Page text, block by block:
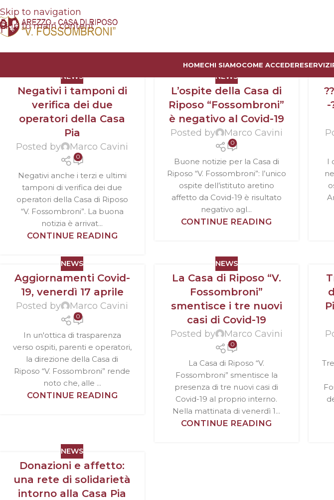
Skip to navigation
Skip to main content
HOMECHI SIAMOCOME ACCEDERESERVIZI
NEWS
Negativi i tamponi di
verifica dei due
operatori della Casa
Pia
Posted by Marco Cavini
0
Negativi anche i terzi e ultimi
tamponi di verifica dei due
operatori della Casa di Riposo
“V. Fossombroni”. La buona
notizia è arrivat...
CONTINUE READING
NEWS
L’ospite della Casa di
Riposo “Fossombroni”
è negativo al Covid-19
Posted by Marco Cavini
0
Buone notizie per la Casa di
Riposo “V. Fossombroni”: l’unico
ospite dell’istituto aretino
affetto da Covid-19 è risultato
negativo agl...
CONTINUE READING
-
I
NEWS
Aggiornamenti Covid-
19, venerdì 17 aprile
Posted by Marco Cavini
0
In un'ottica di trasparenza
verso ospiti, parenti e operatori,
la direzione della Casa di
Riposo “V. Fossombroni” rende
noto che, alle ...
CONTINUE READING
NEWS
La Casa di Riposo “V.
Fossombroni”
smentisce i tre nuovi
casi di Covid-19
Posted by Marco Cavini
0
La Casa di Riposo “V.
Fossombroni” smentisce la
presenza di tre nuovi casi di
Covid-19 al proprio interno.
Nella mattinata di venerdì 1...
CONTINUE READING
NEWS
Donazioni e affetto:
una rete di solidarietà
intorno alla Casa Pia